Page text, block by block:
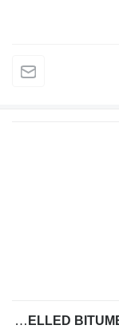
TICAB Manufacturer SELF-PROPELLED BITUMEN EMULSION SPRAYER,BS-1000 SP